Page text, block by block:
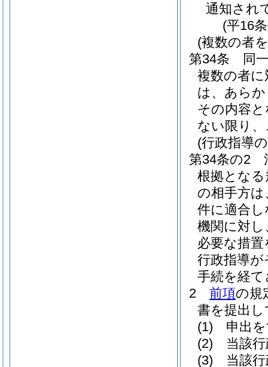
通知され
(平16
(複数の者
第34条
同
複数の者
は、あら
その内容
ない限り
(行政指導
第34条の2
根拠とな
の相手方
件に適合
機関に対
必要な措
行政指導
手続を経
2
前項の規
書を提出
(1)
申出
(2)
当該
(3)
当該